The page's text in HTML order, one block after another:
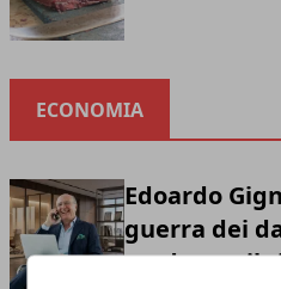
ECONOMIA
Edoardo
guerra dei
moderno: il